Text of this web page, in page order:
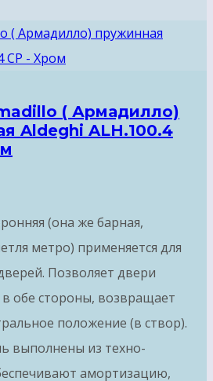
( Армадилло)
Aldeghi ALH.100.4
(она же барная,
метро) применяется для
Позволяет двери
обе стороны, возвращает
положение (в створ).
выполнены из техно-
амортизацию,